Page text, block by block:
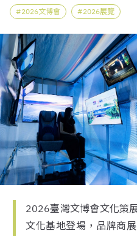
2026文博會 2026展覽
2026臺灣文博會文化策
文化基地登場，品牌商